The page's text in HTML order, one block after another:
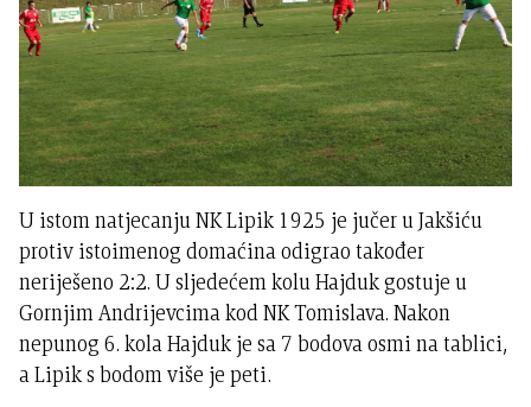
U istom natjecanju NK Lipik 1925 je jučer u Jakšiću
protiv istoimenog domaćina odigrao također
neriješeno 2:2. U sljedećem kolu Hajduk gostuje u
Gornjim Andrijevcima kod NK Tomislava. Nakon
nepunog 6. kola Hajduk je sa 7 bodova osmi na tablici,
a Lipik s bodom više je peti.